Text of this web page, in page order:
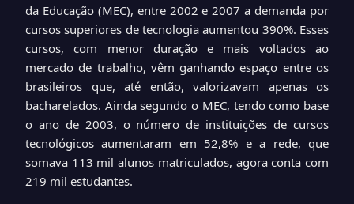
da Educação (MEC), entre 2002 e 2007 a demanda por
cursos superiores de tecnologia aumentou 390%. Esses
cursos, com menor duração e mais voltados ao
mercado de trabalho, vêm ganhando espaço entre os
brasileiros que, até então, valorizavam apenas os
bacharelados. Ainda segundo o MEC, tendo como base
o ano de 2003, o número de instituições de cursos
tecnológicos aumentaram em 52,8% e a rede, que
somava 113 mil alunos matriculados, agora conta com
219 mil estudantes.